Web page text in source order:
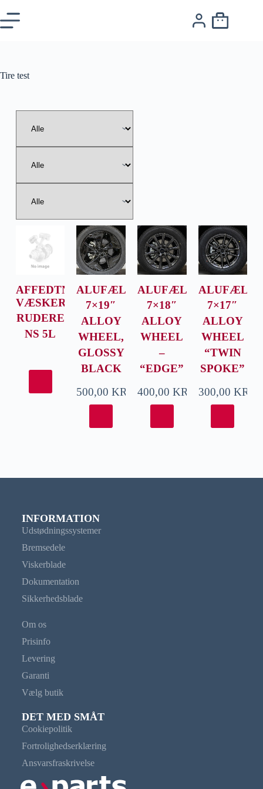
Tire test
AFFEDTNING/RENS,
VÆSKER
RUDERE
NS 5L
ALUFÆLGE
7×19″
ALLOY
WHEEL,
GLOSSY
BLACK
500,00KR.
ALUFÆLGE
7×18″
ALLOY
WHEEL
–
“EDGE”
400,00 KR.
7×17″
ALLOY
WHEEL
“TWIN
SPOKE”
300,00 KR.
INFORMATION
Udstødningssystemer
Bremsedele
Viskerblade
Dokumentation
Sikkerhedsblade
Om os
Prisinfo
Levering
Garanti
Vælg butik
DET MED SMÅT
Cookiepolitik
Fortrolighedserklæring
Ansvarsfraskrivelse